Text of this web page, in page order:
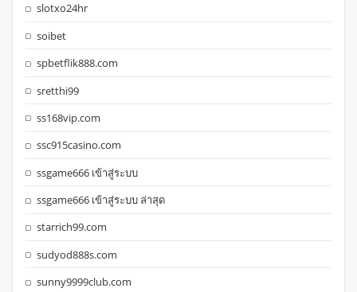
slotxo24hr
soibet
spbetflik888.com
sretthi99
ss168vip.com
ssc915casino.com
ssgame666 เข้าสู่ระบบ
ssgame666 เข้าสู่ระบบ ล่าสุด
starrich99.com
sudyod888s.com
sunny9999club.com